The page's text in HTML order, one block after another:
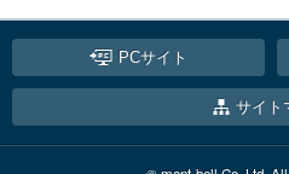
PCサイト
サイト